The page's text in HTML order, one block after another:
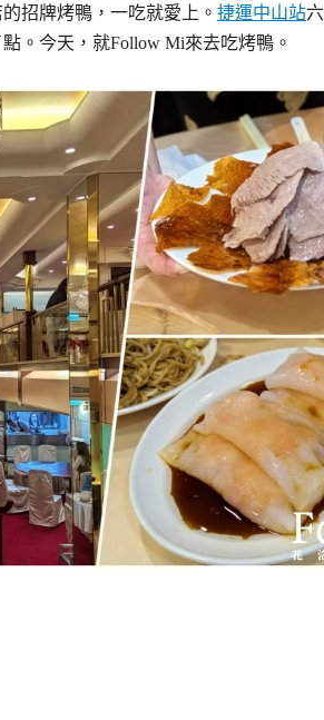
招牌烤鴨，一吃就愛上。 捷運中山站
。今天，就Follow Mi來去吃烤鴨。